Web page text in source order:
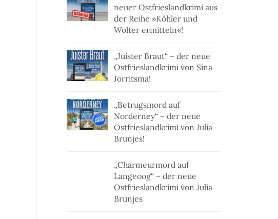
neuer Ostfrieslandkrimi aus
der Reihe »Köhler und
Wolter ermitteln«!
„Juister Braut“ – der neue
Ostfrieslandkrimi von Sina
Jorritsma!
„Betrugsmord auf
Norderney“ – der neue
Ostfrieslandkrimi von Julia
Brunjes!
„Charmeurmord auf
Langeoog“ – der neue
Ostfrieslandkrimi von Julia
Brunjes